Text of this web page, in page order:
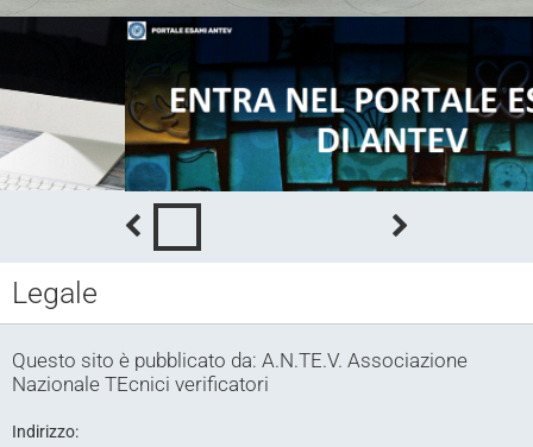
Legale
Questo sito è pubblicato da: A.N.TE.V. Associazione
Nazionale TEcnici verificatori
Indirizzo: